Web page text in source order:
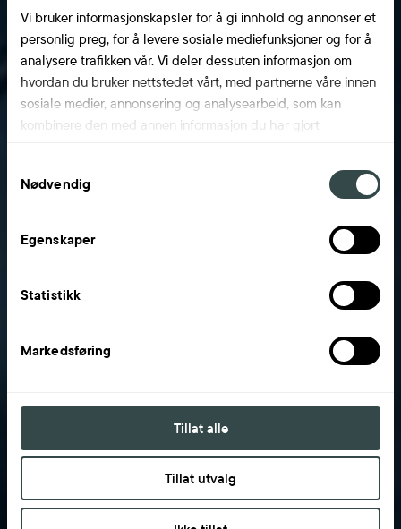
Vi bruker informasjonskapsler for å gi innhold og annonser et
personlig preg, for å levere sosiale mediefunksjoner og for å
analysere trafikken vår. Vi deler dessuten informasjon om
hvordan du bruker nettstedet vårt, med partnerne våre innen
sosiale medier, annonsering og analysearbeid, som kan
kombinere den med annen informasjon du har gjort
Nødvendig
Egenskaper
Statistikk
Markedsføring
Tillat alle
Tillat utvalg